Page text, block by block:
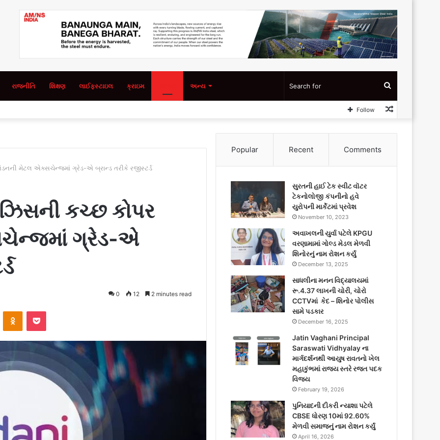
રાજનીતિ શિક્ષણ લાઈફસ્ટાઇલ ક્રાઇમ અન્ય
for
Follow
મેટલ એક્સચેન્જમાં ગ્રેડ-એ બ્રાન્ડ તરીકે રજીસ્ટર્ડ
કચ્છ કોપર
ગ્રેડ-એ
0 12 2 minutes read
Popular Recent Comments
સુરતની હાઈ ટેક સ્વીટ વૉટર
ટેકનોલોજી કંપનીનો હવે
યુરોપની માર્કેટમાં પ્રવેશ
November 10, 2023
અવાખલની યુર્વા પટેલે KPGU
વરણામામાં ગોલ્ડ મેડલ મેળવી
શિનોરનું નામ રોશન કર્યું
December 13, 2025
સાધલીના મનન વિદ્યાલયમાં
રૂ.4.37 લાખની ચોરી, ચોરો
CCTVમાં કેદ – શિનોર પોલીસ
સામે પડકાર
December 16, 2025
Jatin Vaghani Principal
Saraswati Vidhyalay ના
માર્ગદર્શનથી આયુષ રાવતનો ખેલ
મહાકુંભમાં રાજ્ય સ્તરે રજત પદક
વિજય
February 19, 2026
પુનિયાદની દીકરી ન્યાશા પટેલે
CBSE ધોરણ 10માં 92.60%
મેળવી સમાજનું નામ રોશન કર્યું
April 16, 2026